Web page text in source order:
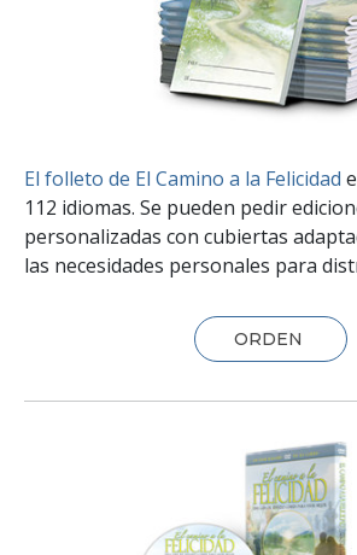
El folleto de El Camino a la Felicidad
112 idiomas. Se pueden pedir
personalizadas con cubiertas
las necesidades personales para
ORDEN